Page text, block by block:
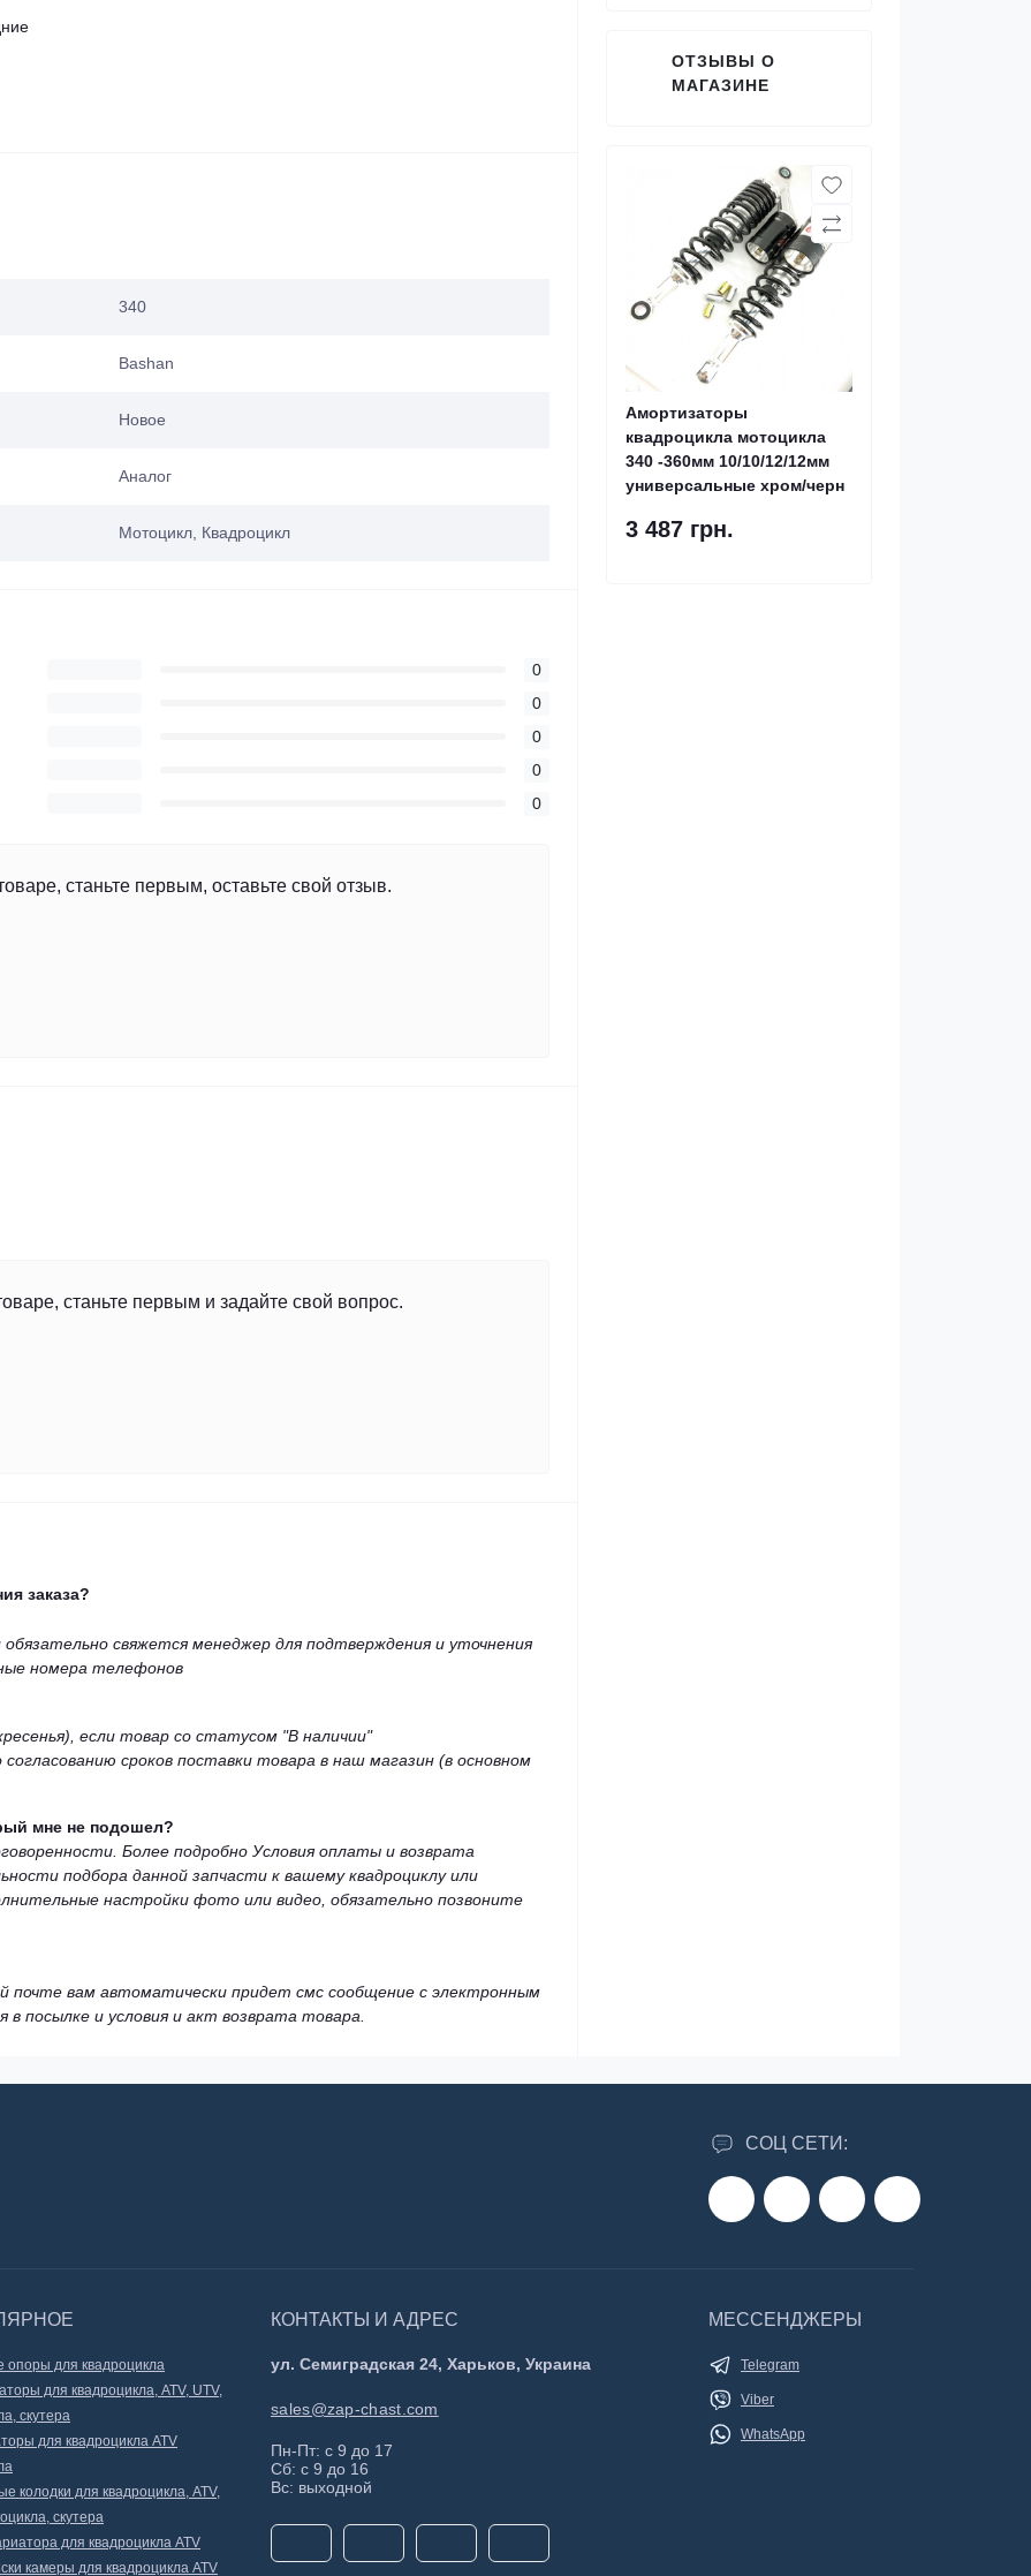
340
Bashan
Новое
Аналог
Мотоцикл, Квадроцикл
0
0
0
0
0
станьте первым, оставьте свой отзыв.
станьте первым и задайте свой вопрос.
заказа?
обязательно свяжется менеджер для подтверждения и уточнения
номера телефонов
если товар со статусом "В наличии"
сроков поставки товара в наш магазин (в основном
мне не подошел?
Более подробно Условия оплаты и возврата
подбора данной запчасти к вашему квадроциклу или
настройки фото или видео, обязательно позвоните
почте вам автоматически придет смс сообщение с электронным
посылке и условия и акт возврата товара.
ОТЗЫВЫ О
МАГАЗИНЕ
Амортизаторы
квадроцикла мотоцикла
340 -360мм 10/10/12/12мм
универсальные хром/черн
3 487 грн.
СОЦ СЕТИ:
опоры для квадроцикла
для квадроцикла, ATV, UTV,
скутера
для квадроцикла ATV
колодки для квадроцикла, ATV,
скутера
для квадроцикла ATV
камеры для квадроцикла ATV
КОНТАКТЫ И АДРЕС
ул. Семиградская 24, Харьков, Украина
sales@zap-chast.com
Пн-Пт: с 9 до 17
Сб: с 9 до 16
Вс: выходной
МЕССЕНДЖЕРЫ
Telegram
Viber
WhatsApp